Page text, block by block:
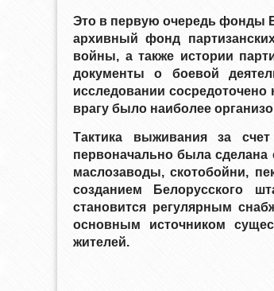
Это в первую очередь фонды
архивный фонд
войны, а также истории
документы о боевой
исследовании
врагу было наиболее
Тактика выживания за
первоначально была сделана
маслозаводы, скотобойни,
созданием Белорусского
становится регулярным
основным источником
жителей.